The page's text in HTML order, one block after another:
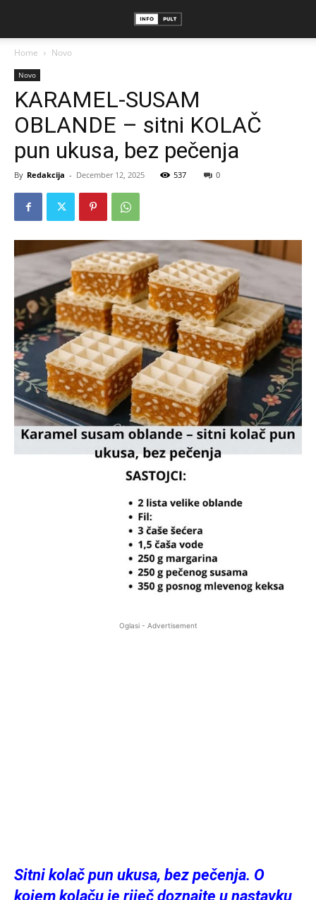
Home Novo
Novo
KARAMEL-SUSAM
OBLANDE – sitni KOLAČ
pun ukusa, bez pečenja
By Redakcija - December 12, 2025 537 0
Oglasi - Advertisement
Sitni kolač pun ukusa, bez pečenja. O
kojem kolaču je riječ doznajte u nastavku